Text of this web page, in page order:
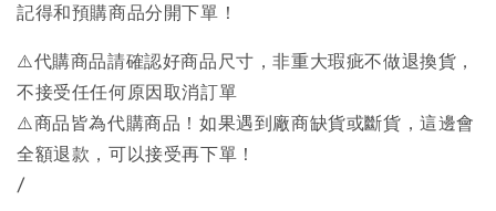
記得和預購商品分開下單！
⚠️代購商品請確認好商品尺寸，非重大瑕疵不做退換貨，
不接受任任何原因取消訂單
⚠️商品皆為代購商品！如果遇到廠商缺貨或斷貨，這邊會
全額退款，可以接受再下單！
/